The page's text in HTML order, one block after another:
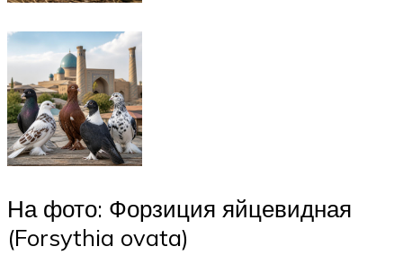
На фото: Форзиция яйцевидная
(Forsythia ovata)